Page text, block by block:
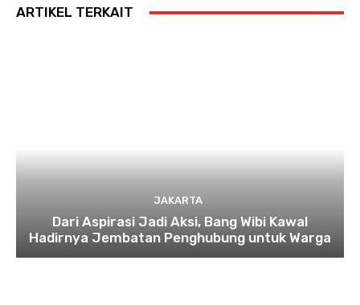
ARTIKEL TERKAIT
JAKARTA
Dari Aspirasi Jadi Aksi, Bang Wibi Kawal
Hadirnya Jembatan Penghubung untuk Warga